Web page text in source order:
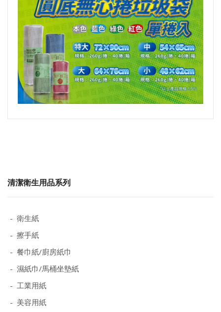
清潔衛生用品系列
- 衛生紙
- 擦手紙
- 餐巾紙/廚房紙巾
- 濕紙巾/馬桶坐墊紙
- 工業用紙
- 美容用紙